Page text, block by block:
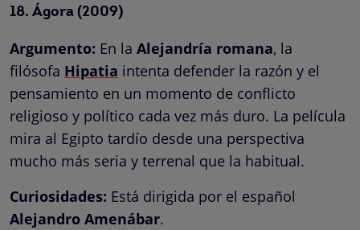
18. Ágora (2009)
Argumento: En la Alejandría romana, la
filósofa Hipatia intenta defender la razón y el
pensamiento en un momento de conflicto
religioso y político cada vez más duro. La película
mira al Egipto tardío desde una perspectiva
mucho más seria y terrenal que la habitual.
Curiosidades: Está dirigida por el español
Alejandro Amenábar.